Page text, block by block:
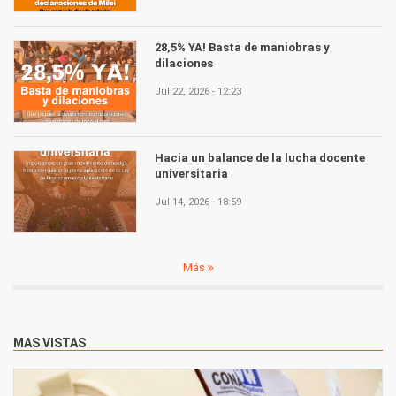
28,5% YA! Basta de maniobras y
dilaciones
Jul 22, 2026 - 12:23
Hacia un balance de la lucha docente
universitaria
Jul 14, 2026 - 18:59
Más
MAS VISTAS